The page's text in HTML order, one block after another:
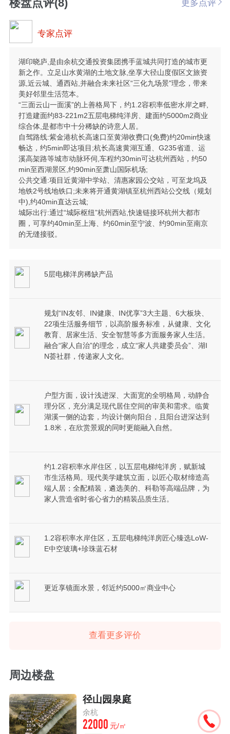
楼盘点评(8) 更多点评
专家点评
湖印晓庐,是由余杭交通投资集团携手蓝城共同打造的城市更
新之作。立足山水黄湖的土地文脉,坐享大径山度假区文旅资
源,近云城、通西站,并融合未来社区“三化九场景"理念，带来
美好邻里生活范本。
“三面云山一面溪”的上善格局下，约1.2容积率低密水岸之畔,
打造建面约83-221m2五层电梯纯洋房、建面约5000m2商业
综合体,是都市中十分稀缺的诗意人居。
自驾路线:紫金港杭长高速口至黄湖收费口(免费)约20min快速
畅达，约5min即达项目;杭长高速黄湖互通、G235省道、运
溪高架路等城市动脉环伺,车程约30min可达杭州西站，约50
min至西湖景区,约90min至萧山国际机场;
公共交通:项目近黄湖中学站、清惠家园公交站，可至龙坞及
地铁2号线地铁口;未来将开通黄湖镇至杭州西站公交线（规划
中),约40min直达云城;
城际出行:通过“城际枢纽”杭州西站,快速链接环杭州大都市
圈，可享约40min至上海、约60min至宁波、约90min至南京
的无缝接驳。
5层电梯洋房稀缺产品
规划“IN友邻、IN健康、IN优享”3大主题、6大板块、
22项生活服务细节，以高阶服务标准，从健康、文化
教育、居家生活、安全智慧等多方面服务家人生活。
融合“家人自治”的理念，成立“家人共建委员会”、湖I
N荟社群，传递家人文化。
户型方面，设计浅进深、大面宽的全明格局，动静合
理分区，充分满足现代居住空间的审美和需求。临黄
湖溪一侧的边套，均设计侧向阳台，且阳台进深达到
1.8米，在欣赏景观的同时更能融入自然。
约1.2容积率水岸住区，以五层电梯纯洋房，赋新城
市生活格局。现代美学建筑立面，以匠心取材缔造高
端人居；全配精装，遴选美的、科勒等高端品牌，为
家人营造省时省心省力的精装品质生活。
1.2容积率水岸住区，五层电梯纯洋房匠心臻选LoW-
E中空玻璃+珍珠蓝石材
更近享镜面水景，邻近约5000㎡商业中心
查看更多评价
周边楼盘
径山园泉庭
余杭
22000 元/㎡